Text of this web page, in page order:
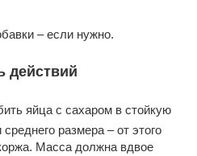
– если нужно.
действий
яйца с сахаром в стойкую
размера – от этого
Масса должна вдвое